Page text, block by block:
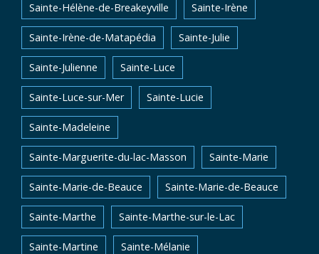
Sainte-Hélène-de-Breakeyville Sainte-Irène
Sainte-Irène-de-Matapédia Sainte-Julie
Sainte-Julienne Sainte-Luce
Sainte-Luce-sur-Mer Sainte-Lucie
Sainte-Madeleine
Sainte-Marguerite-du-lac-Masson Sainte-Marie
Sainte-Marie-de-Beauce Sainte-Marie-de-Beauce
Sainte-Marthe Sainte-Marthe-sur-le-Lac
Sainte-Martine Sainte-Mélanie